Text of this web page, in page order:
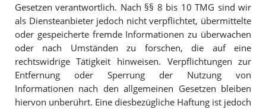
Gesetzen verantwortlich. Nach §§ 8 bis 10 TMG sind wir
als Diensteanbieter jedoch nicht verpflichtet, übermittelte
oder gespeicherte fremde Informationen zu überwachen
oder nach Umständen zu forschen, die auf eine
rechtswidrige Tätigkeit hinweisen. Verpflichtungen zur
Entfernung oder Sperrung der Nutzung von
Informationen nach den allgemeinen Gesetzen bleiben
hiervon unberührt. Eine diesbezügliche Haftung ist jedoch